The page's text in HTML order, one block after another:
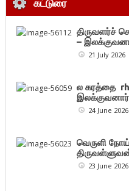
கட்டுரை
திருவளர்ச்
–
21 July 2026
ல கரத்தை rh
24 June 2026
வெருளி
23 June 2026